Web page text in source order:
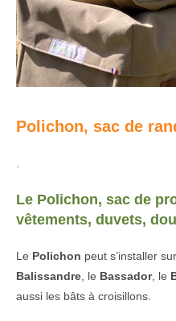
Polichon, sac de
Le Polichon, sac de
vêtements, duvets,
Le Polichon peut s’installer
Balissandre , le Bassador, le
aussi les bâts à croisillons.